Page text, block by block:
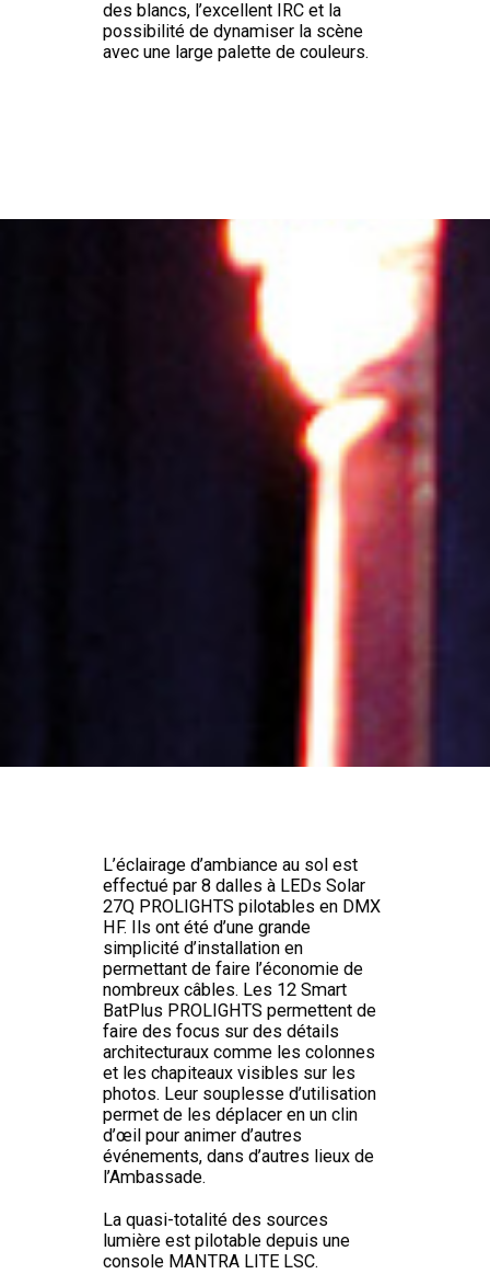
des blancs, l’excellent IRC et la
possibilité de dynamiser la scène
avec une large palette de couleurs.
L’éclairage d’ambiance au sol est
effectué par 8 dalles à LEDs Solar
27Q PROLIGHTS pilotables en DMX
HF. Ils ont été d’une grande
simplicité d’installation en
permettant de faire l’économie de
nombreux câbles. Les 12 Smart
BatPlus PROLIGHTS permettent de
faire des focus sur des détails
architecturaux comme les colonnes
et les chapiteaux visibles sur les
photos. Leur souplesse d’utilisation
permet de les déplacer en un clin
d’œil pour animer d’autres
événements, dans d’autres lieux de
l’Ambassade.
La quasi-totalité des sources
lumière est pilotable depuis une
console MANTRA LITE LSC.